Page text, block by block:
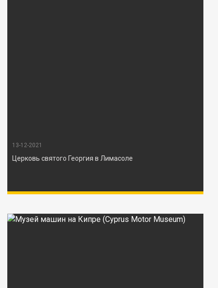
13-12-2021
Церковь святого Георгия в Лимасоле